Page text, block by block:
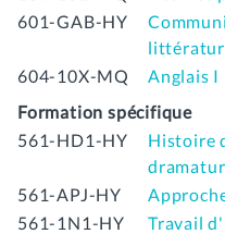
601-GAB-HY
604-10X-MQ Anglais I
Formation spécifique
561-HD1-HY
Histoire
561-APJ-HY
561-1N1-HY
Travail